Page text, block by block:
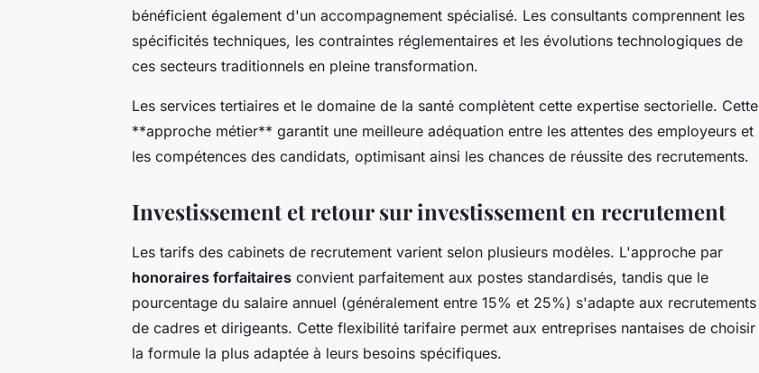
bénéficient également d'un accompagnement spécialisé. Les consultants comprennent les
spécificités techniques, les contraintes réglementaires et les évolutions technologiques de
ces secteurs traditionnels en pleine transformation.
Les services tertiaires et le domaine de la santé complètent cette expertise sectorielle. Cette
**approche métier** garantit une meilleure adéquation entre les attentes des employeurs et
les compétences des candidats, optimisant ainsi les chances de réussite des recrutements.
Investissement et retour sur investissement en recrutement
Les tarifs des cabinets de recrutement varient selon plusieurs modèles. L'approche par
honoraires forfaitaires convient parfaitement aux postes standardisés, tandis que le
pourcentage du salaire annuel (généralement entre 15% et 25%) s'adapte aux recrutements
de cadres et dirigeants. Cette flexibilité tarifaire permet aux entreprises nantaises de choisir
la formule la plus adaptée à leurs besoins spécifiques.